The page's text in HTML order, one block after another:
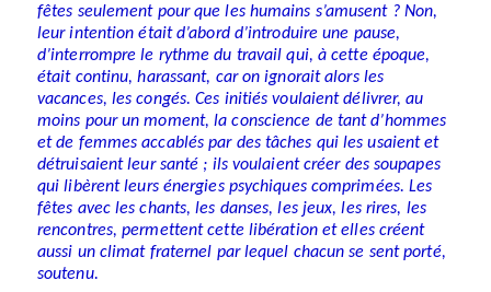
fêtes seulement pour que les humains s’amusent ? Non,
leur intention était d’abord d’introduire une pause,
d’interrompre le rythme du travail qui, à cette époque,
était continu, harassant, car on ignorait alors les
vacances, les congés. Ces initiés voulaient délivrer, au
moins pour un moment, la conscience de tant d’hommes
et de femmes accablés par des tâches qui les usaient et
détruisaient leur santé ; ils voulaient créer des soupapes
qui libèrent leurs énergies psychiques comprimées. Les
fêtes avec les chants, les danses, les jeux, les rires, les
rencontres, permettent cette libération et elles créent
aussi un climat fraternel par lequel chacun se sent porté,
soutenu.